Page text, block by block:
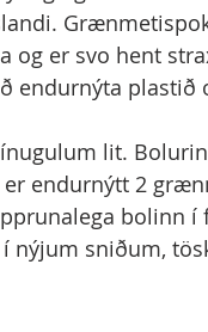
er svo hent
plastið
lit.
endurnýtt 2
bolinn
nýjum sniðum,